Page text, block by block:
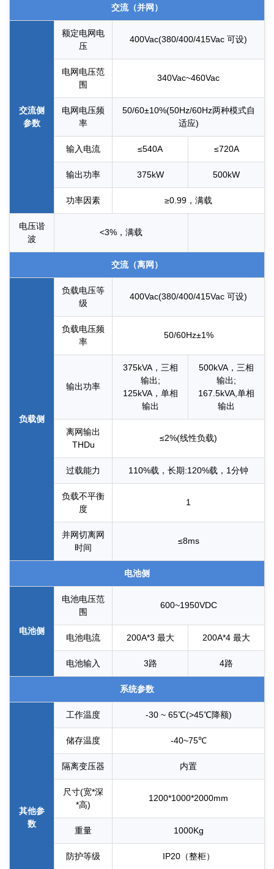
交流（并网）
交流侧
参数
额定电网电
压
400Vac(380/400/415Vac 可设)
电网电压范
围
340Vac~460Vac
电网电压频
率
50/60±10%(50Hz/60Hz两种模式自
适应)
输入电流 ≤540A ≤720A
输出功率 375kW 500kW
功率因素 ≥0.99，满载
电压谐
波
<3%，满载
交流（离网）
负载侧
负载电压等
级
400Vac(380/400/415Vac 可设)
负载电压频
率
50/60Hz±1%
输出功率
375kVA，三相
输出;
125kVA，单相
输出
500kVA，三相
输出;
167.5kVA,单相
输出
离网输出
THDu
≤2%(线性负载)
过载能力 110%载，长期:120%载，1分钟
负载不平衡
度
1
并网切离网
时间
≤8ms
电池侧
电池侧
电池电压范
围
600~1950VDC
电池电流 200A*3 最大 200A*4 最大
电池输入 3路 4路
系统参数
其他参
数
工作温度 -30 ~ 65℃(>45℃降额)
储存温度 -40~75℃
隔离变压器 内置
尺寸(宽*深
*高)
1200*1000*2000mm
重量 1000Kg
防护等级 IP20（整柜）